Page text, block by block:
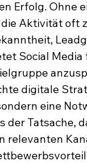
Erfolg. Ohne
Aktivität oft
Social Media
digitale
eine
Tatsache,
relevanten